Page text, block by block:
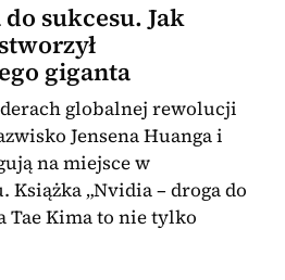
sukcesu. Jak
giganta
globalnej rewolucji
Jensena Huanga i
na miejsce w
Książka „Nvidia – droga do
Tae Kima to nie tylko